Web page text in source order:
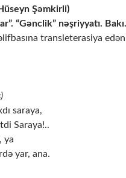
Şəmkirli)
“Gənclik” nəşriyyatı.
transleterasiya edən
saraya,
Saraya!..
ya
yar, ana.